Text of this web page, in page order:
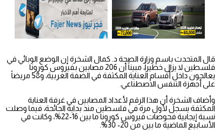
قال المتحدث باسم وزارة الصحة د. كمال الشخرة إن الوضع الوبائي في
فلسطين لا يزال خطيراً، مبيناً أن 206 مصابين بفيروس كورونا
يعالجون داخل أقسام العناية المكثفة في الضفة الغربية، و58 مريضاً
على أجهزة التنفس الاصطناعي.
وأضاف الشخرة أن هذا الرقم لأعداد المصابين في غرفة العناية
المكثفة يسجل لأول مرة في فلسطين منذ بداية الجائحة، فيما وصلت
نسبة إيجابية فحوصات فيروس كورونا ما بين 16-22%، وكانت في
الأسابيع الماضية ما بين من 20- 30%.